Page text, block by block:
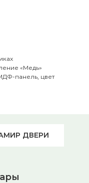
«Медь»
панель, цвет
ДВЕРИ